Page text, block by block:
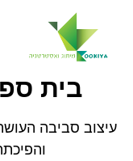
בית
עיצוב סביבה